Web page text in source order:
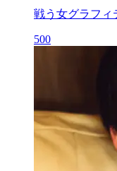
戦う女グラフィ
500